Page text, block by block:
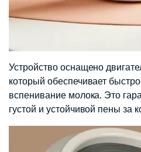
Устройство оснащено
который обеспечивает
вспенивание молока. Это
густой и устойчивой пены за